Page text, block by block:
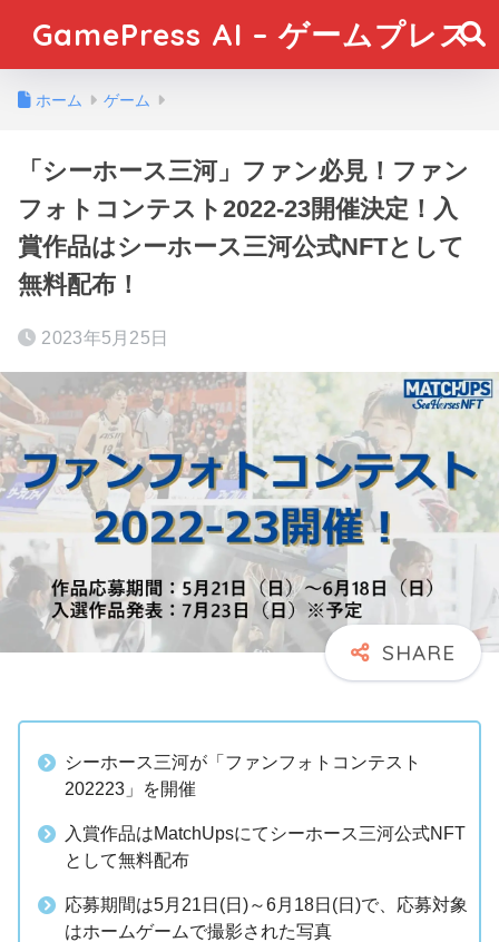
GamePress AI – ゲームプレス
ホーム ゲーム
「シーホース三河」ファン必見！ファン
フォトコンテスト2022-23開催決定！入
賞作品はシーホース三河公式NFTとして
無料配布！
2023年5月25日
シーホース三河が「ファンフォトコンテスト
202223」を開催
入賞作品はMatchUpsにてシーホース三河公式NFT
として無料配布
応募期間は5月21日(日)～6月18日(日)で、応募対象
はホームゲームで撮影された写真